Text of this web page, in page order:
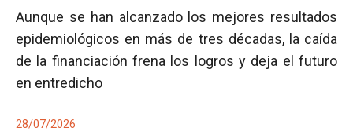
Aunque se han alcanzado los mejores resultados
epidemiológicos en más de tres décadas, la caída
de la financiación frena los logros y deja el futuro
en entredicho
28/07/2026